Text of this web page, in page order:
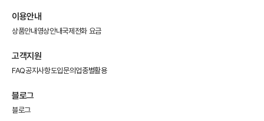
이용안내
상품안내 영상안내국제전화 요금
고객지원
FAQ공지사항도입문의 업종별활용
블로그
블로그